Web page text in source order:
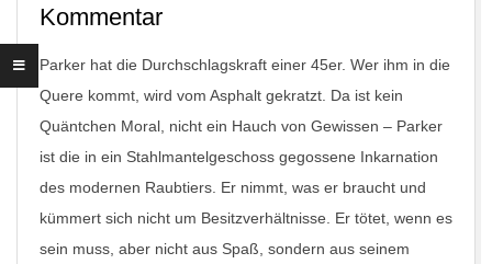
Kommentar
Parker hat die Durchschlagskraft einer 45er. Wer ihm in die
Quere kommt, wird vom Asphalt gekratzt. Da ist kein
Quäntchen Moral, nicht ein Hauch von Gewissen – Parker
ist die in ein Stahlmantelgeschoss gegossene Inkarnation
des modernen Raubtiers. Er nimmt, was er braucht und
kümmert sich nicht um Besitzverhältnisse. Er tötet, wenn es
sein muss, aber nicht aus Spaß, sondern aus seinem